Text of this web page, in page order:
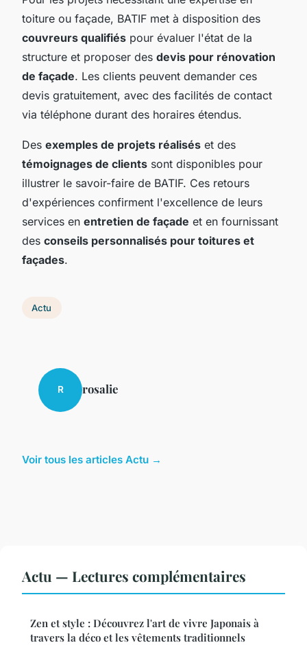
toiture ou façade, BATIF met à disposition des
couvreurs qualifiés pour évaluer l'état de la
structure et proposer des devis pour rénovation
de façade. Les clients peuvent demander ces
devis gratuitement, avec des facilités de contact
via téléphone durant des horaires étendus.
Des exemples de projets réalisés et des
témoignages de clients sont disponibles pour
illustrer le savoir-faire de BATIF. Ces retours
d'expériences confirment l'excellence de leurs
services en entretien de façade et en fournissant
des conseils personnalisés pour toitures et
façades.
Actu
R rosalie
Voir tous les articles Actu →
Actu — Lectures complémentaires
Zen et style : Découvrez l'art de vivre Japonais à
travers la déco et les vêtements traditionnels